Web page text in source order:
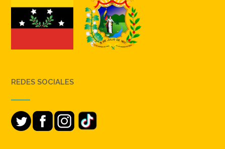
REDES SOCIALES